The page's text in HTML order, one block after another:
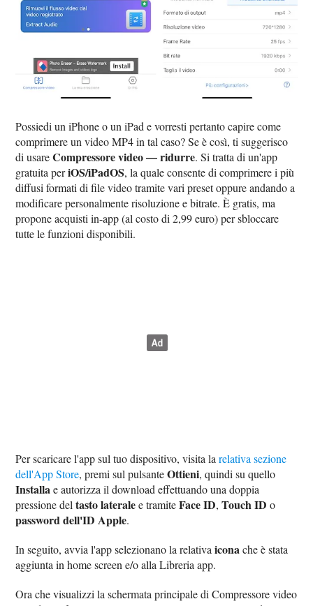
Possiedi un iPhone o un iPad e vorresti pertanto capire come
comprimere un video MP4 in tal caso? Se è così, ti suggerisco
di usareCompressore video — ridurre. Si tratta di un'app
gratuita periOS/iPadOS, la quale consente di comprimere i più
diffusi formati di file video tramite vari preset oppure andando a
modificare personalmente risoluzione e bitrate. È gratis, ma
propone acquisti in-app (al costo di 2,99 euro) per sbloccare
tutte le funzioni disponibili.
Per scaricare l'app sul tuo dispositivo, visita larelativa sezione
dell'App Store, premi sul pulsanteOttieni, quindi su quello
Installae autorizza il download effettuando una doppia
pressione deltasto lateralee tramiteFace ID,Touch ID o
password dell'ID Apple.
In seguito, avvia l'app selezionano la relativaiconache è stata
aggiunta in home screen e/o alla Libreria app.
Ora che visualizzi la schermata principale di Compressore video